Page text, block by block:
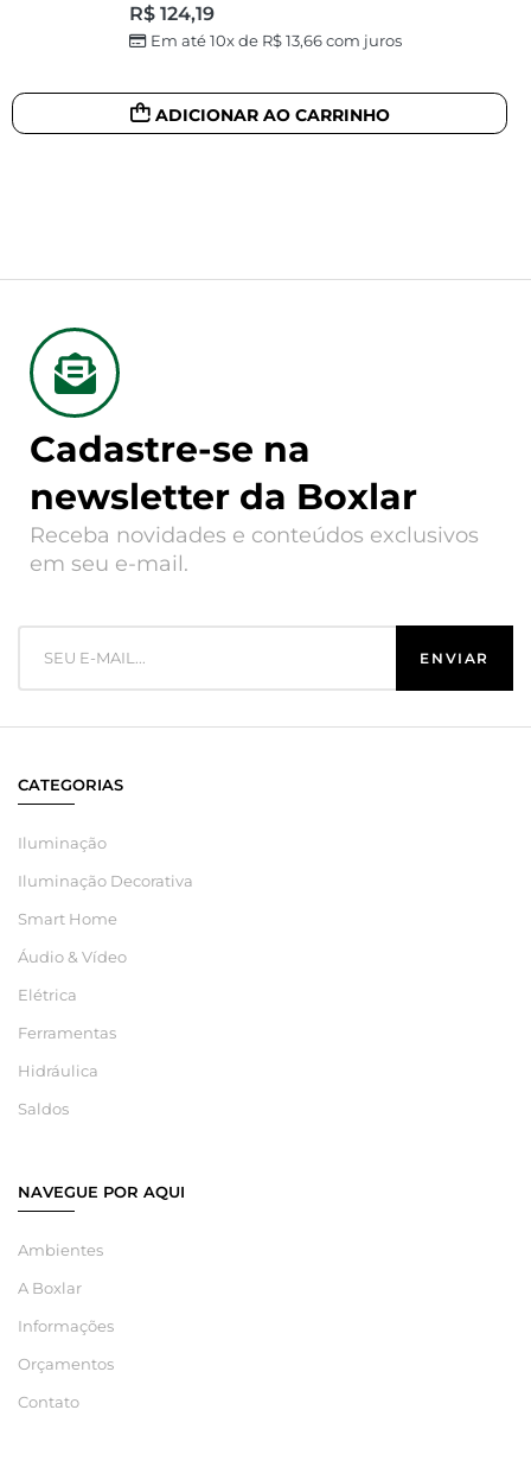
R$124,19
Em até 10x de R$13,66com juros
ADICIONAR AO CARRINHO
Cadastre-se na
newsletter da Boxlar
Receba novidades e conteúdos exclusivos
em seu e-mail.
CATEGORIAS
Iluminação
Iluminação Decorativa
Smart Home
Áudio & Vídeo
Elétrica
Ferramentas
Hidráulica
Saldos
NAVEGUE POR AQUI
Ambientes
A Boxlar
Informações
Orçamentos
Contato